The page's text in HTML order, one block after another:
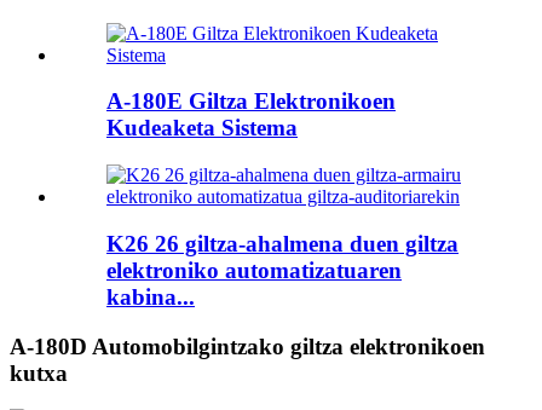
A-180E Giltza Elektronikoen
Kudeaketa Sistema
K26 26 giltza-ahalmena duen giltza
elektroniko automatizatuaren
kabina...
A-180D Automobilgintzako giltza elektronikoen
kutxa